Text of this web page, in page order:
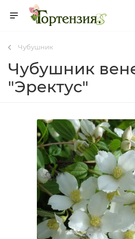
Чубушник
Чубушник
"Эректус"